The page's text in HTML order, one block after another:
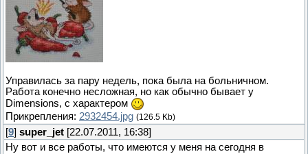
Управилась за пару недель, пока была на больничном.
Работа конечно несложная, но как обычно бывает у
Dimensions, с характером
Прикрепления: 2932454.jpg (126.5 Kb)
[9] super_jet [22.07.2011, 16:38]
Ну вот и все работы, что имеются у меня на сегодня в